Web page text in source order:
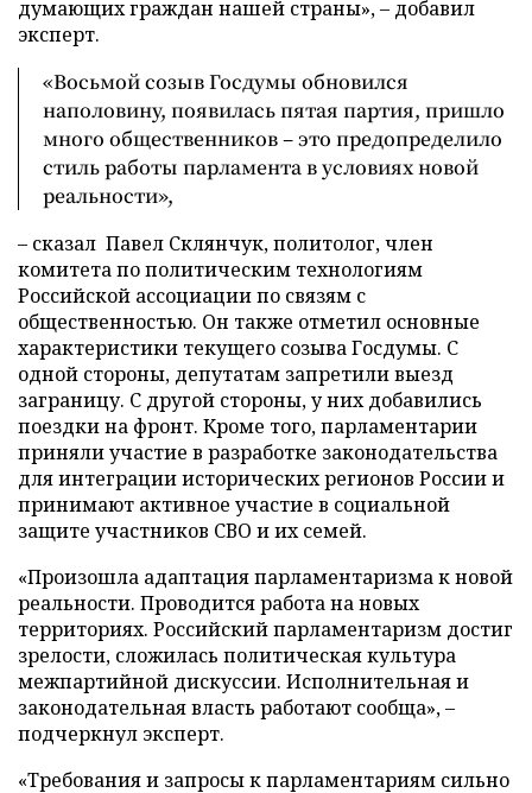
думающих граждан нашей страны», – добавил
эксперт.
«Восьмой созыв Госдумы обновился
наполовину, появилась пятая партия, пришло
много общественников – это предопределило
стиль работы парламента в условиях новой
реальности»,
– сказал Павел Склянчук, политолог, член
комитета по политическим технологиям
Российской ассоциации по связям с
общественностью. Он также отметил основные
характеристики текущего созыва Госдумы. С
одной стороны, депутатам запретили выезд
заграницу. С другой стороны, у них добавились
поездки на фронт. Кроме того, парламентарии
приняли участие в разработке законодательства
для интеграции исторических регионов России и
принимают активное участие в социальной
защите участников СВО и их семей.
«Произошла адаптация парламентаризма к новой
реальности. Проводится работа на новых
территориях. Российский парламентаризм достиг
зрелости, сложилась политическая культура
межпартийной дискуссии. Исполнительная и
законодательная власть работают сообща», –
подчеркнул эксперт.
«Требования и запросы к парламентариям сильно